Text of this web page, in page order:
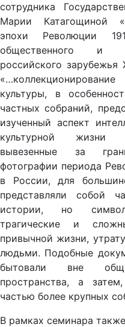
сотрудника
Марии Катагощиной
эпохи Революции
общественного и
российского
культуры, в
частных собраний,
изученный аспект
культурной жизни
вывезенные за
фотографии периода
в России, для
представляли собой
истории, но
трагические и
привычной жизни,
людьми. Подобные
бытовали вне
пространства, а
частью более крупных
В рамках семинара